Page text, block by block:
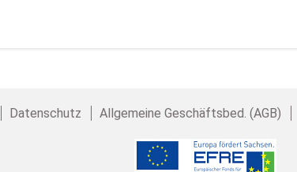
Datenschutz Allgemeine Geschäftsbed. (AGB)